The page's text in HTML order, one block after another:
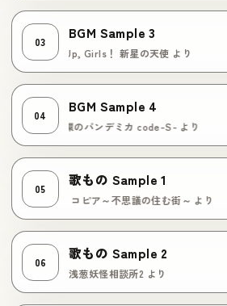
03 BGM Sample 3
系 / Wake Up, Girls！ 新星の天使 より
04 BGM Sample 4
シュ系 / 円環のパンデミカ code-S- より
05 歌もの Sample 1
/ コルヌ・コピア～不思議の住む街～ より
06 歌もの Sample 2
ポップ系 / 浅葱妖怪相談所2 より